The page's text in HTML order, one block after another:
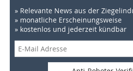
» Relevante News aus der
» monatliche Erscheinungsweise
» kostenlos und jederzeit kündbar